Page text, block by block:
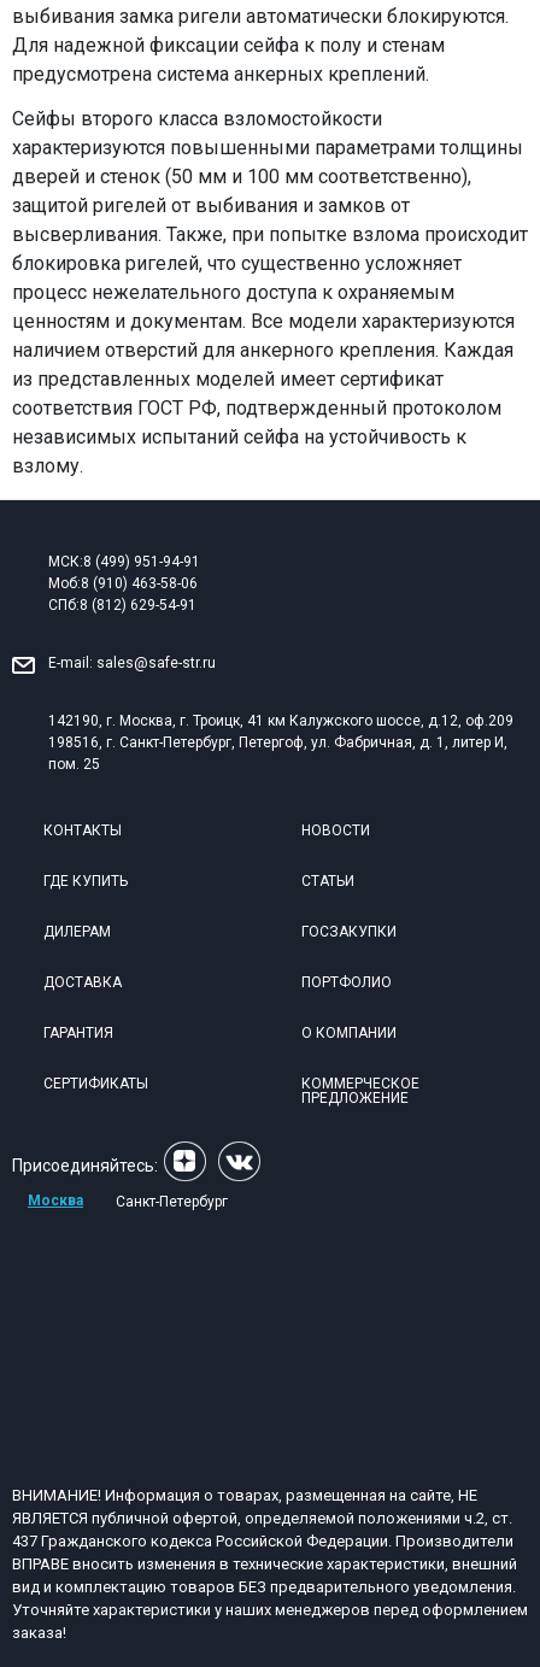
выбивания замка ригели автоматически блокируются.
Для надежной фиксации сейфа к полу и стенам
предусмотрена система анкерных креплений.
Сейфы второго класса взломостойкости
характеризуются повышенными параметрами толщины
дверей и стенок (50 мм и 100 мм соответственно),
защитой ригелей от выбивания и замков от
высверливания. Также, при попытке взлома происходит
блокировка ригелей, что существенно усложняет
процесс нежелательного доступа к охраняемым
ценностям и документам. Все модели характеризуются
наличием отверстий для анкерного крепления. Каждая
из представленных моделей имеет сертификат
соответствия ГОСТ РФ, подтвержденный протоколом
независимых испытаний сейфа на устойчивость к
взлому.
МСК:8 (499) 951-94-91
Моб:8 (910) 463-58-06
СПб:8 (812) 629-54-91
E-mail: sales@safe-str.ru
142190, г. Москва, г. Троицк, 41 км Калужского шоссе, д.12, оф.209
198516, г. Санкт-Петербург, Петергоф, ул. Фабричная, д. 1, литер И,
пом. 25
КОНТАКТЫ
ГДЕ КУПИТЬ
ДИЛЕРАМ
ДОСТАВКА
ГАРАНТИЯ
СЕРТИФИКАТЫ
НОВОСТИ
СТАТЬИ
ГОСЗАКУПКИ
ПОРТФОЛИО
О КОМПАНИИ
КОММЕРЧЕСКОЕ
ПРЕДЛОЖЕНИЕ
Присоединяйтесь:
Москва Санкт-Петербург
ВНИМАНИЕ! Информация о товарах, размещенная на сайте, НЕ
ЯВЛЯЕТСЯ публичной офертой, определяемой положениями ч.2, ст.
437 Гражданского кодекса Российской Федерации. Производители
ВПРАВЕ вносить изменения в технические характеристики, внешний
вид и комплектацию товаров БЕЗ предварительного уведомления.
Уточняйте характеристики у наших менеджеров перед оформлением
заказа!